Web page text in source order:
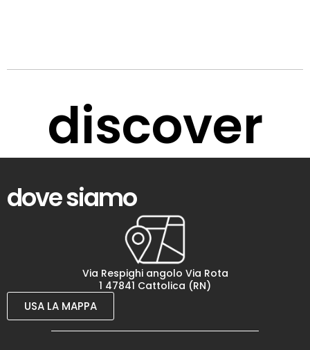
discover
dove siamo
Via Respighi angolo Via Rota
1 47841 Cattolica (RN)
USA LA MAPPA